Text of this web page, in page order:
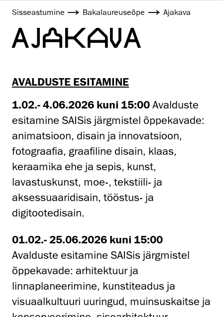
Sisseastumine Baka­laureuse­õpe Ajakava
AJAKAVA
AVALDUSTE ESITAMINE
1.02.- 4.06.2026 kuni 15:00 Avalduste
esitamine SAISis järgmistel õppekavade:
animatsioon, disain ja innovatsioon,
fotograafia, graafiline disain, klaas,
keraamika ehe ja sepis, kunst,
lavastuskunst, moe-, tekstiili- ja
aksessuaaridisain, tööstus- ja
digitootedisain.
01.02.- 25.06.2026 kuni 15:00
Avalduste esitamine SAISis järgmistel
õppekavade: arhitektuur ja
linnaplaneerimine, kunstiteadus ja
visuaalkultuuri uuringud, muinsuskaitse ja